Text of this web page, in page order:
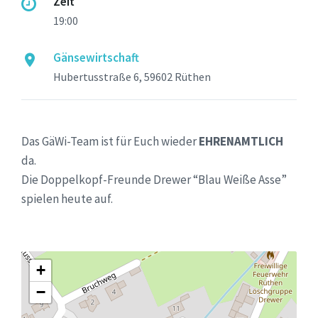
19:00
Gänsewirtschaft
Hubertusstraße 6, 59602 Rüthen
Das GäWi-Team ist für Euch wiederEHRENAMTLICH
da.
Die Doppelkopf-Freunde Drewer “Blau Weiße Asse”
spielen heute auf.
+
−